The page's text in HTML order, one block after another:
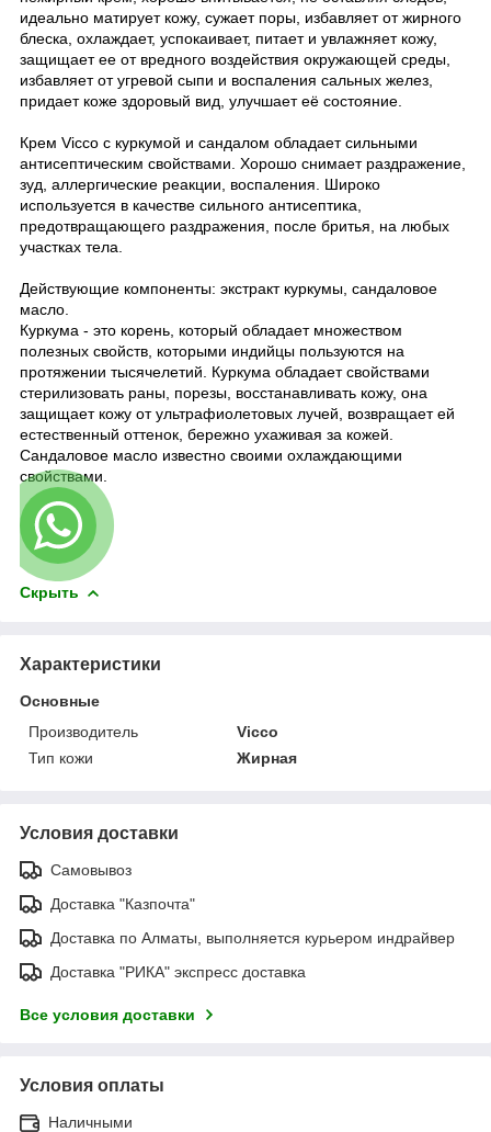
идеально матирует кожу, сужает поры, избавляет от жирного
блеска, охлаждает, успокаивает, питает и увлажняет кожу,
защищает ее от вредного воздействия окружающей среды,
избавляет от угревой сыпи и воспаления сальных желез,
придает коже здоровый вид, улучшает её состояние.
Крем Vicco с куркумой и сандалом обладает сильными
антисептическим свойствами. Хорошо снимает раздражение,
зуд, аллергические реакции, воспаления. Широко
используется в качестве сильного антисептика,
предотвращающего раздражения, после бритья, на любых
участках тела.
Действующие компоненты: экстракт куркумы, сандаловое
масло.
Куркума - это корень, который обладает множеством
полезных свойств, которыми индийцы пользуются на
протяжении тысячелетий. Куркума обладает свойствами
стерилизовать раны, порезы, восстанавливать кожу, она
защищает кожу от ультрафиолетовых лучей, возвращает ей
естественный оттенок, бережно ухаживая за кожей.
Сандаловое масло известно своими охлаждающими
свойствами.
Скрыть
Характеристики
Основные
Производитель
Vicco
Тип кожи
Жирная
Условия доставки
Самовывоз
Доставка "Казпочта"
Доставка по Алматы, выполняется курьером индрайвер
Доставка "РИКА" экспресс доставка
Все условия доставки
Условия оплаты
Наличными